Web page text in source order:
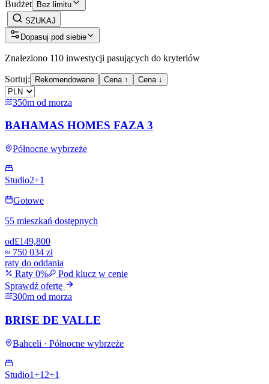
Budżet Bez limitu
SZUKAJ
Dopasuj pod siebie
Znaleziono 110 inwestycji pasujących do kryteriów
Sortuj: Rekomendowane Cena ↑ Cena ↓
350m od morza
BAHAMAS HOMES FAZA 3
Północne wybrzeże
Studio2+1
Gotowe
55 mieszkań dostępnych
od£149,800
≈ 750 034 zł
raty do oddania
Raty 0%
Pod klucz w cenie
Sprawdź ofertę
300m od morza
BRISE DE VALLE
Bahceli · Północne wybrzeże
Studio1+1 2+1